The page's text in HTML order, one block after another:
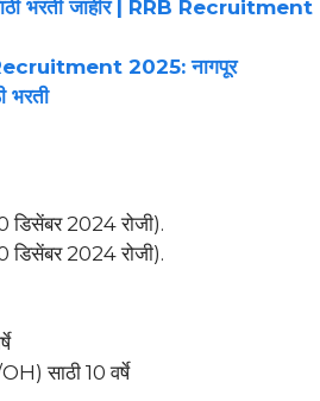
भरती जाहीर | RRB Recruitment
2025: नागपूर
भरती
डिसेंबर 2024 रोजी).
डिसेंबर 2024 रोजी).
साठी 10 वर्षे